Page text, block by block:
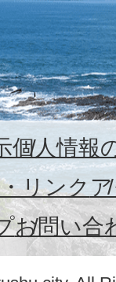
個人情報
リンク
お問い合